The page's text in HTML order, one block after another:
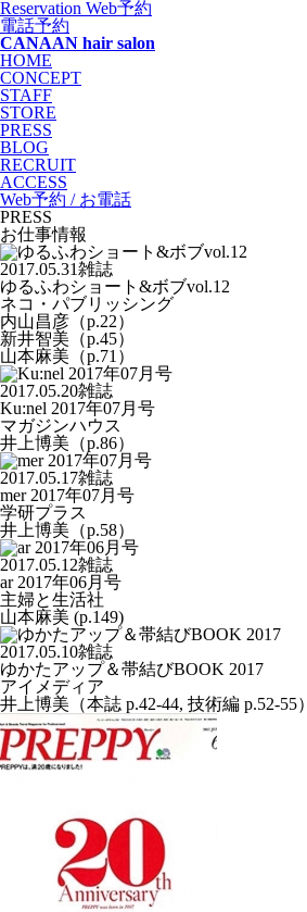
Reservation Web予約
電話予約
CANAAN hair salon
HOME
CONCEPT
STAFF
STORE
PRESS
BLOG
RECRUIT
ACCESS
Web予約 / お電話
PRESS
お仕事情報
2017.05.31雑誌
ゆるふわショート&ボブvol.12
ネコ・パブリッシング
内山昌彦（p.22）
新井智美（p.45）
山本麻美（p.71）
2017.05.20雑誌
Ku:nel 2017年07月号
マガジンハウス
井上博美（p.86）
2017.05.17雑誌
mer 2017年07月号
学研プラス
井上博美（p.58）
2017.05.12雑誌
ar 2017年06月号
主婦と生活社
山本麻美 (p.149)
2017.05.10雑誌
ゆかたアップ＆帯結びBOOK 2017
アイメディア
井上博美（本誌 p.42-44, 技術編 p.52-55）